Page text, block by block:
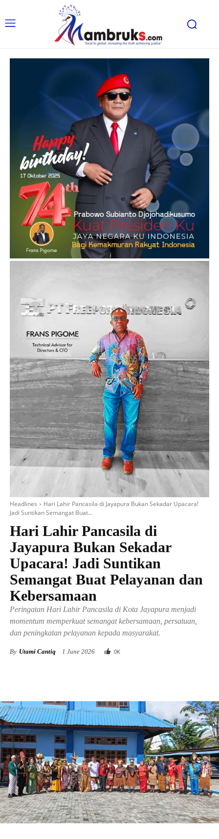
Headlines
Hari Lahir Pancasila di Jayapura Bukan Sekadar Upacara!
Jadi Suntikan Semangat Buat...
Hari Lahir Pancasila di
Jayapura Bukan Sekadar
Upacara! Jadi Suntikan
Semangat Buat Pelayanan dan
Kebersamaan
Peringatan Hari Lahir Pancasila di Kota Jayapura menjadi
momentum memperkuat semangat kebersamaan, persatuan,
dan peningkatan pelayanan kepada masyarakat.
By Utami Cantiq 1 June 2026 0K